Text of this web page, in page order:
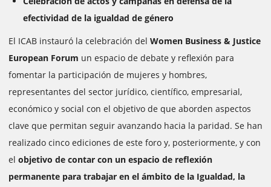
efectividad de la igualdad de género
El ICAB instauró la celebración del Women Business & Justice
European Forum un espacio de debate y reflexión para
fomentar la participación de mujeres y hombres,
representantes del sector jurídico, científico, empresarial,
económico y social con el objetivo de que aborden aspectos
clave que permitan seguir avanzando hacia la paridad. Se han
realizado cinco ediciones de este foro y, posteriormente, y con
el objetivo de contar con un espacio de reflexión
permanente para trabajar en el ámbito de la Igualdad, la